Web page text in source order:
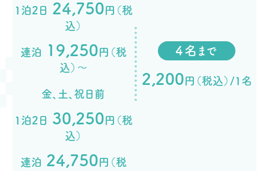
1泊2日 24,750円（税
込）
連泊 19,250円（税
込）～
金、土、祝日前
1泊2日 30,250円（税
込）
連泊 24,750円（税
4名 まで
2,200円（税込）/1名